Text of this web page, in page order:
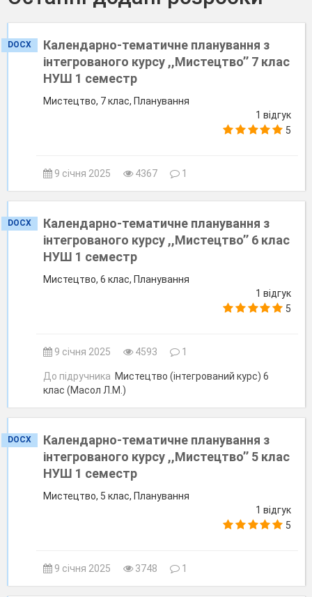
DOCX
Календарно-тематичне планування з
інтегрованого курсу ,,Мистецтво’’ 7 клас
НУШ 1 семестр
Мистецтво, 7 клас, Планування
1 відгук
5
9 січня 2025 4367 1
DOCX
Календарно-тематичне планування з
інтегрованого курсу ,,Мистецтво’’ 6 клас
НУШ 1 семестр
Мистецтво, 6 клас, Планування
1 відгук
5
9 січня 2025 4593 1
До підручника Мистецтво (інтегрований курс) 6
клас (Масол Л.М.)
DOCX
Календарно-тематичне планування з
інтегрованого курсу ,,Мистецтво’’ 5 клас
НУШ 1 семестр
Мистецтво, 5 клас, Планування
1 відгук
5
9 січня 2025 3748 1